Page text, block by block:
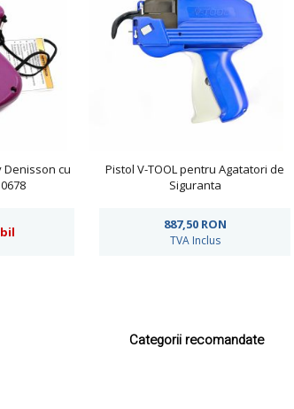
Denisson cu
Pistol V-TOOL pentru Agatatori de
Siguranta
887,50 RON
TVA Inclus
Categorii recomandate